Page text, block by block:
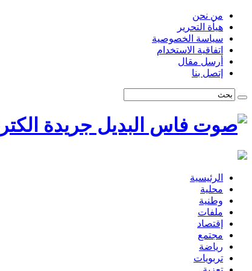
من نحن
هيأة التحرير
سياسة الخصوصية
اتفاقية الاستخدام
أرسل مقال
إتصل بنا
الرئيسية
محلية
وطنية
ملفات
إقتصاد
مجتمع
رياضة
تربويات